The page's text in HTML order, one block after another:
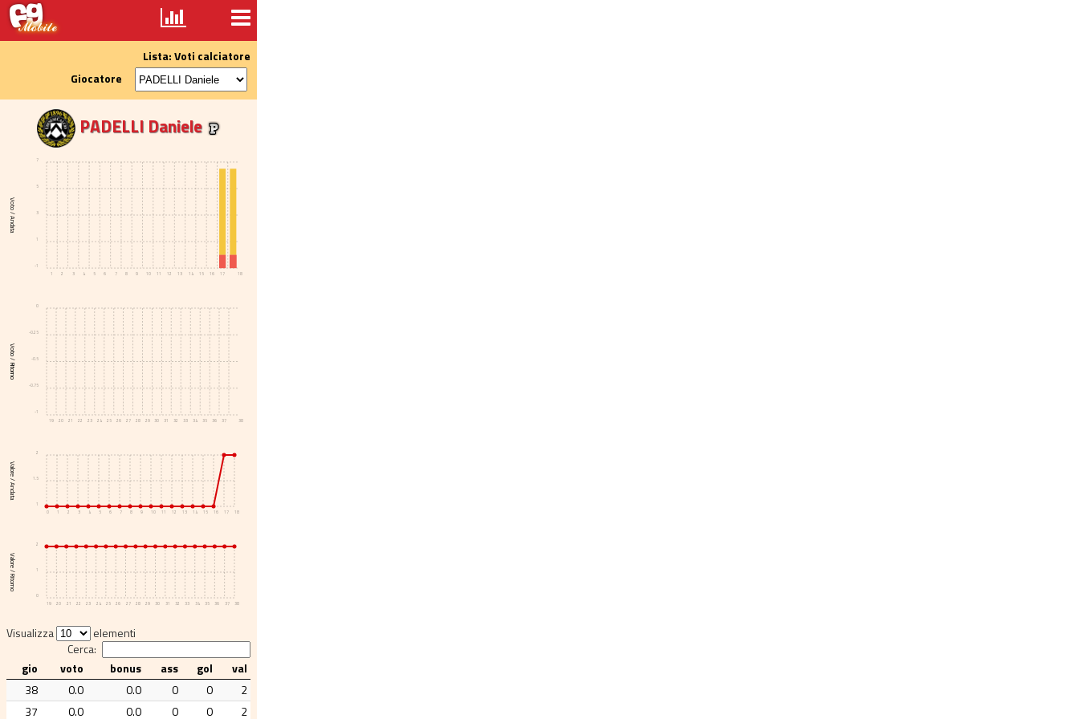
Lista: Voti calciatore
Giocatore
PADELLI Daniele
Voto / Andata
1 2 3 4 5 6 7 8 9 10 11 12 13 14 15 16 17 18
-1
1
3
5
7
Voto / Ritorno
19 20 21 22 23 24 25 26 27 28 29 30 31 32 33 34 35 36 37 38
-1
-0.75
-0.5
-0.25
0
Valore / Andata
0 1 2 3 4 5 6 7 8 9 10 11 12 13 14 15 16 17 18
1
1.5
2
Valore / Ritorno
19 20 21 22 23 24 25 26 27 28 29 30 31 32 33 34 35 36 37 38
0
1
2
Visualizza
elementi
Cerca:
gio
voto bonus ass gol
val
38
0.0 0.0 0 0
2
37
0.0 0.0 0 0 2